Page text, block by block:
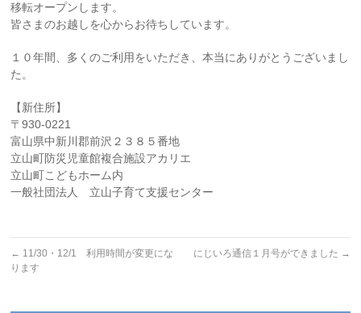
移転オープンします。
皆さまのお越しを心からお待ちしています。
１０年間、多くのご利用をいただき、本当にありがとうございまし
た。
【新住所】
〒930-0221
富山県中新川郡前沢２３８５番地
立山町防災児童館複合施設アカリエ
立山町こどもホーム内
一般社団法人 立山子育て支援センター
← 11/30・12/1 利用時間が変更にな
ります
にじいろ通信１月号ができました →